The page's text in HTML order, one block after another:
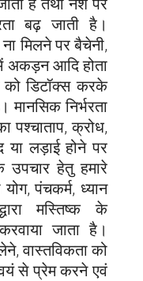
है तथा नशे पर
बढ़ जाती है।
ना मिलने पर बैचेनी,
में अकड़न आदि होता
को डिटॉक्स करके
मानसिक निर्भरता
पश्चाताप, क्रोध,
लड़ाई होने पर
हेतु हमारे
योग, पंचकर्म, ध्यान
मस्तिष्क के
जाता है।
वास्तविकता को
से प्रेम करने एवं